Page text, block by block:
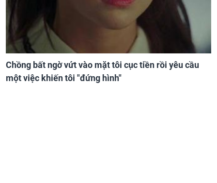
Chồng bất ngờ vứt vào mặt tôi cục tiền rồi yêu cầu
một việc khiến tôi "đứng hình"